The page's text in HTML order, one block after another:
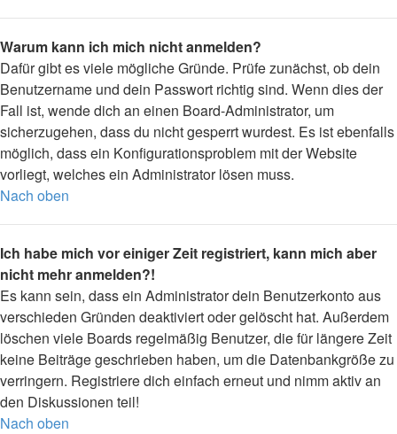
Warum kann ich mich nicht anmelden?
Dafür gibt es viele mögliche Gründe. Prüfe zunächst, ob dein
Benutzername und dein Passwort richtig sind. Wenn dies der
Fall ist, wende dich an einen Board-Administrator, um
sicherzugehen, dass du nicht gesperrt wurdest. Es ist ebenfalls
möglich, dass ein Konfigurationsproblem mit der Website
vorliegt, welches ein Administrator lösen muss.
Nach oben
Ich habe mich vor einiger Zeit registriert, kann mich aber
nicht mehr anmelden?!
Es kann sein, dass ein Administrator dein Benutzerkonto aus
verschieden Gründen deaktiviert oder gelöscht hat. Außerdem
löschen viele Boards regelmäßig Benutzer, die für längere Zeit
keine Beiträge geschrieben haben, um die Datenbankgröße zu
verringern. Registriere dich einfach erneut und nimm aktiv an
den Diskussionen teil!
Nach oben